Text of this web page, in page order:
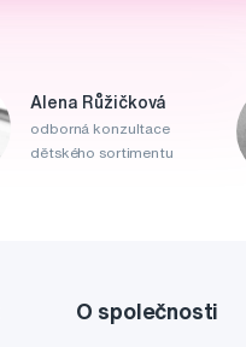
Alena Růžičková
odborná konzultace
dětského sortimentu
O společnosti